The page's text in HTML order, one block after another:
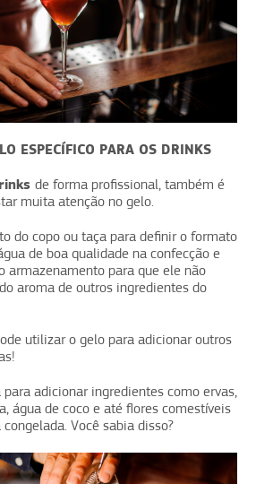
ESPECÍFICO PARA OS DRINKS
de forma profissional, também é
muita atenção no gelo.
do copo ou taça para definir o formato
de boa qualidade na confecção e
armazenamento para que ele não
aroma de outros ingredientes do
utilizar o gelo para adicionar outros
para adicionar ingredientes como ervas,
água de coco e até flores comestíveis
Você sabia disso?